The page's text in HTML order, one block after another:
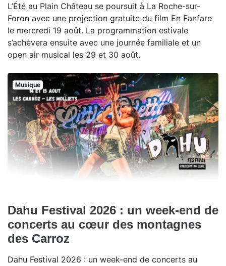
L’Été au Plain Château se poursuit à La Roche-sur-
Foron avec une projection gratuite du film En Fanfare
le mercredi 19 août. La programmation estivale
s’achèvera ensuite avec une journée familiale et un
open air musical les 29 et 30 août.
Musique
Dahu Festival 2026 : un week-end de
concerts au cœur des montagnes
des Carroz
Dahu Festival 2026 : un week-end de concerts au